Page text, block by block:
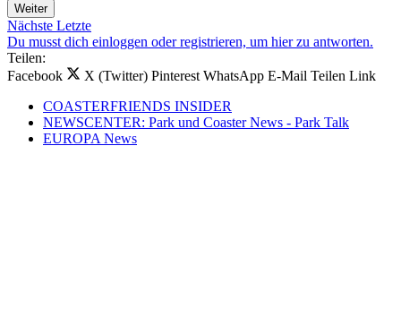
Weiter
Nächste Letzte
Du musst dich einloggen oder registrieren, um hier zu antworten.
Teilen:
Facebook
X (Twitter) Pinterest WhatsApp E-Mail Teilen Link
COASTERFRIENDS INSIDER
NEWSCENTER: Park und Coaster News - Park Talk
EUROPA News